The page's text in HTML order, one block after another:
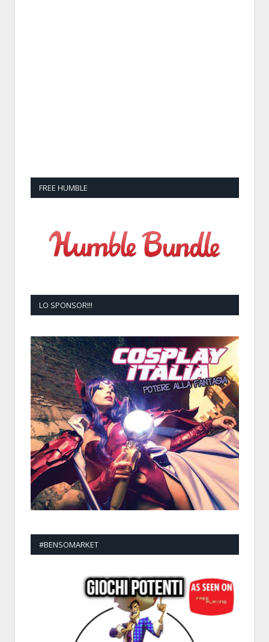
FREE HUMBLE
LO SPONSOR!!!
#BENSOMARKET